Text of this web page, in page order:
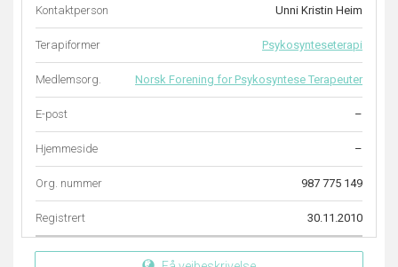
Kontaktperson Unni Kristin Heim
Terapiformer Psykosynteseterapi
Medlemsorg. Norsk Forening for Psykosyntese Terapeuter
E-post –
Hjemmeside –
Org. nummer 987 775 149
Registrert 30.11.2010